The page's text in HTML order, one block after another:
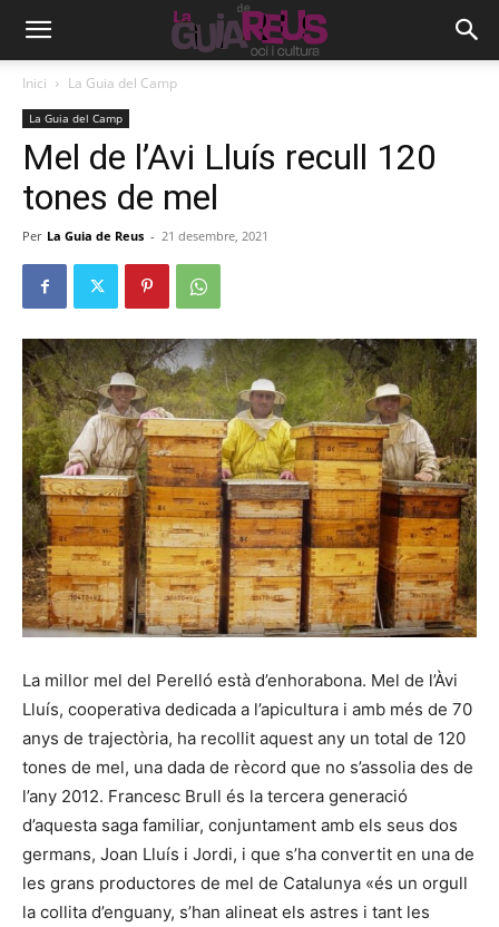
Inici La Guia del Camp
La Guia del Camp
Mel de l’Avi Lluís recull 120
tones de mel
Per La Guia de Reus - 21 desembre, 2021
La millor mel del Perelló està d’enhorabona. Mel de l’Àvi
Lluís, cooperativa dedicada a l’apicultura i amb més de 70
anys de trajectòria, ha recollit aquest any un total de 120
tones de mel, una dada de rècord que no s’assolia des de
l’any 2012. Francesc Brull és la tercera generació
d’aquesta saga familiar, conjuntament amb els seus dos
germans, Joan Lluís i Jordi, i que s’ha convertit en una de
les grans productores de mel de Catalunya «és un orgull
la collita d’enguany, s’han alineat els astres i tant les